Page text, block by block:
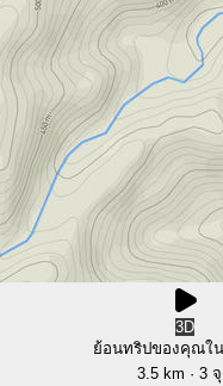
3D
ย้อนทริปของคุณใ
3.5 km · 3